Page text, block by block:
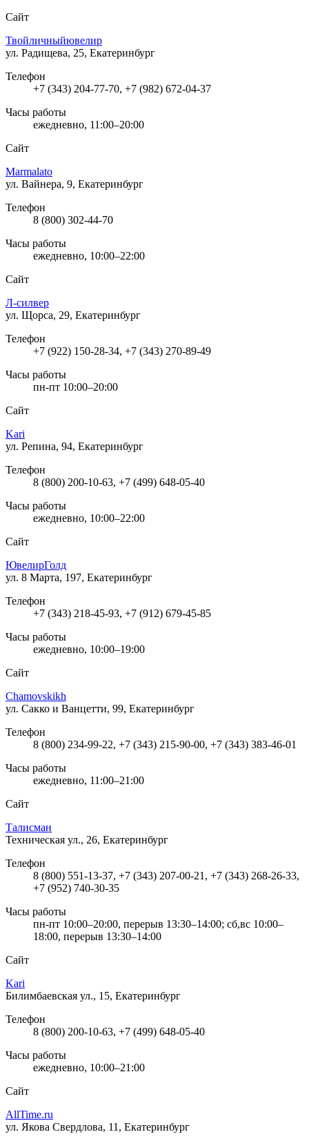
Сайт
Твойличныйювелир
ул. Радищева, 25, Екатеринбург
Телефон
+7 (343) 204-77-70, +7 (982) 672-04-37
Часы работы
ежедневно, 11:00–20:00
Сайт
Marmalato
ул. Вайнера, 9, Екатеринбург
Телефон
8 (800) 302-44-70
Часы работы
ежедневно, 10:00–22:00
Сайт
Л-силвер
ул. Щорса, 29, Екатеринбург
Телефон
+7 (922) 150-28-34, +7 (343) 270-89-49
Часы работы
пн-пт 10:00–20:00
Сайт
Kari
ул. Репина, 94, Екатеринбург
Телефон
8 (800) 200-10-63, +7 (499) 648-05-40
Часы работы
ежедневно, 10:00–22:00
Сайт
ЮвелирГолд
ул. 8 Марта, 197, Екатеринбург
Телефон
+7 (343) 218-45-93, +7 (912) 679-45-85
Часы работы
ежедневно, 10:00–19:00
Сайт
Chamovskikh
ул. Сакко и Ванцетти, 99, Екатеринбург
Телефон
8 (800) 234-99-22, +7 (343) 215-90-00, +7 (343) 383-46-01
Часы работы
ежедневно, 11:00–21:00
Сайт
Талисман
Техническая ул., 26, Екатеринбург
Телефон
8 (800) 551-13-37, +7 (343) 207-00-21, +7 (343) 268-26-33,
+7 (952) 740-30-35
Часы работы
пн-пт 10:00–20:00, перерыв 13:30–14:00; сб,вс 10:00–
18:00, перерыв 13:30–14:00
Сайт
Kari
Билимбаевская ул., 15, Екатеринбург
Телефон
8 (800) 200-10-63, +7 (499) 648-05-40
Часы работы
ежедневно, 10:00–21:00
Сайт
AllTime.ru
ул. Якова Свердлова, 11, Екатеринбург